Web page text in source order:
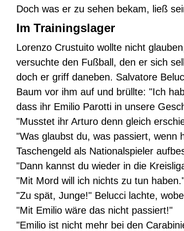
Doch was er zu sehen bekam, ließ
Im Trainingslager
Lorenzo Crustuito wollte nicht
versuchte den Fußball, den er sich
doch er griff daneben. Salvatore
Baum vor ihm auf und brüllte: "Ich
dass ihr Emilio Parotti in unsere
"Musstet ihr Arturo denn gleich
"Was glaubst du, was passiert, wenn
Taschengeld als Nationalspieler
"Dann kannst du wieder in die
"Mit Mord will ich nichts zu tun
"Zu spät, Junge!" Belucci lachte,
"Mit Emilio wäre das nicht passiert!"
"Emilio ist nicht mehr bei den